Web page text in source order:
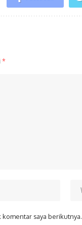
*
komentar saya berikutnya.